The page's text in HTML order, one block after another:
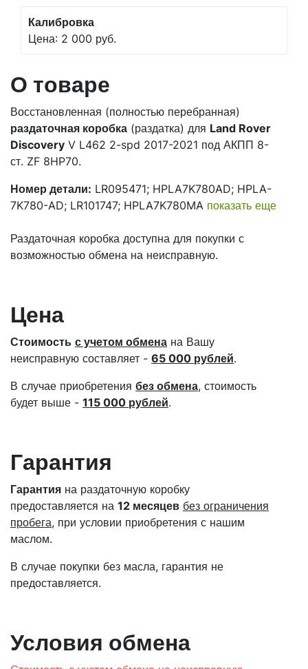
О товаре
Восстановленная (полностью перебранная)
раздаточная коробка (раздатка) для Land Rover
Discovery V L462 2-spd 2017-2021 под АКПП 8-
ст. ZF 8HP70.
Номер детали: LR095471; HPLA7K780AD; HPLA-
7K780-AD; LR101747; HPLA7K780MA показать еще
Раздаточная коробка доступна для покупки с
возможностью обмена на неисправную.
Цена
Стоимость с учетом обмена на Вашу
неисправную составляет - 65 000 рублей.
В случае приобретения без обмена, стоимость
будет выше - 115 000 рублей.
Гарантия
Гарантия на раздаточную коробку
предоставляется на 12 месяцев без ограничения
пробега, при условии приобретения с нашим
маслом.
В случае покупки без масла, гарантия не
предоставляется.
Условия обмена
Калибровка
Цена: 2 000 руб.